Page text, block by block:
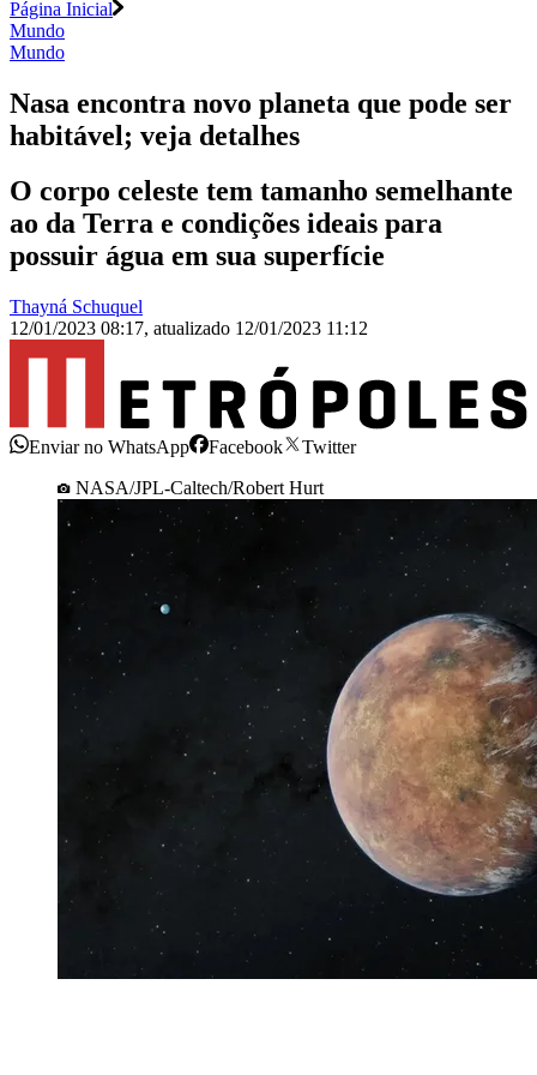
Página Inicial
Mundo
Mundo
Nasa encontra novo planeta que pode ser
habitável; veja detalhes
O corpo celeste tem tamanho semelhante
ao da Terra e condições ideais para
possuir água em sua superfície
Thayná Schuquel
12/01/2023 08:17, atualizado 12/01/2023 11:12
Enviar no WhatsApp Facebook
Twitter
NASA/JPL-Caltech/Robert Hurt